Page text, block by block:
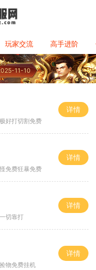
玩家交流 高手进阶
11-10
好打切割免费
详情
免费狂暴免费
详情
切靠打
详情
物免费挂机
详情